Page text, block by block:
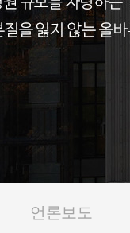
언론보도